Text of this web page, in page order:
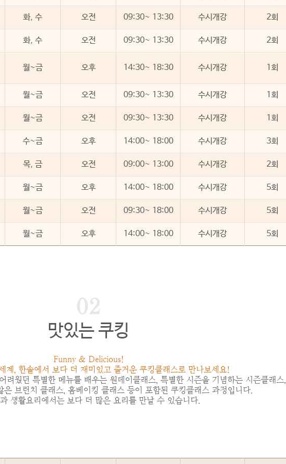
화, 수 오전 09:30~ 13:30 수시개강 2회
화, 수 오전 09:30~ 13:30 수시개강 2회
월~금 오후 14:30~ 18:30 수시개강 1회
월~금 오전 09:30~ 13:30 수시개강 1회
월~금 오전 09:30~ 13:30 수시개강 1회
수~금 오후 14:00~ 18:00 수시개강 3회
목, 금 오전 09:00~ 13:00 수시개강 2회
월~금 오후 14:00~ 18:00 수시개강 5회
월~금 오전 09:30~ 18:00 수시개강 5회
월~금 오후 14:00~ 18:00 수시개강 5회
맛있는 쿠킹
Funny & Delicious!
계, 한솔에서 보다 더 재미있고 즐거운 쿠킹클래스로 만나보세요!
려웠던 특별한 메뉴를 배우는 원데이클래스, 특별한 시즌을 기념하는 시즌클래스,
은 브런치 클래스, 홈베이킹 클래스 등이 포함된 쿠킹클래스 과정입니다.
생활요리에서는 보다 더 많은 요리를 만날 수 있습니다.